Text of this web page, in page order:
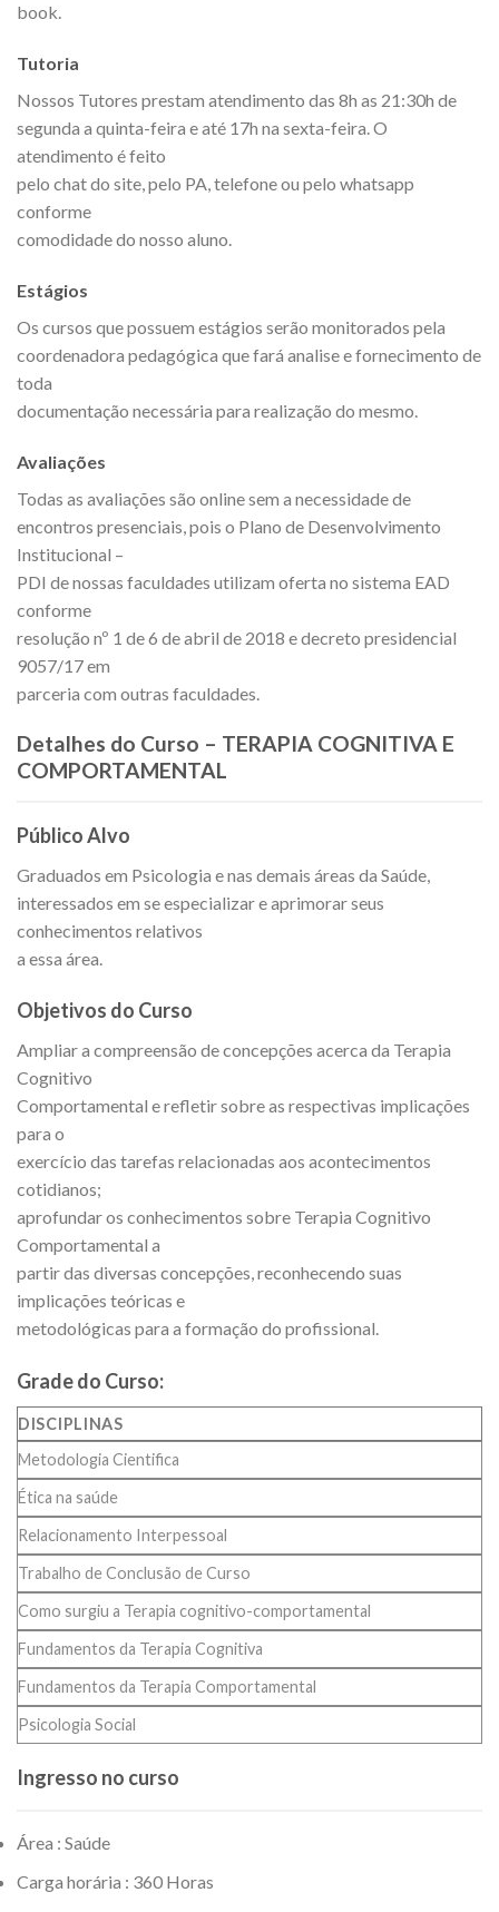
book.
Tutoria
Nossos Tutores prestam atendimento das 8h as 21:30h de
segunda a quinta-feira e até 17h na sexta-feira. O
atendimento é feito
pelo chat do site, pelo PA, telefone ou pelo whatsapp
conforme
comodidade do nosso aluno.
Estágios
Os cursos que possuem estágios serão monitorados pela
coordenadora pedagógica que fará analise e fornecimento de
toda
documentação necessária para realização do mesmo.
Avaliações
Todas as avaliações são online sem a necessidade de
encontros presenciais, pois o Plano de Desenvolvimento
Institucional –
PDI de nossas faculdades utilizam oferta no sistema EAD
conforme
resolução nº 1 de 6 de abril de 2018 e decreto presidencial
9057/17 em
parceria com outras faculdades.
Detalhes do Curso – TERAPIA COGNITIVA E
COMPORTAMENTAL
Público Alvo
Graduados em Psicologia e nas demais áreas da Saúde,
interessados em se especializar e aprimorar seus
conhecimentos relativos
a essa área.
Objetivos do Curso
Ampliar a compreensão de concepções acerca da Terapia
Cognitivo
Comportamental e refletir sobre as respectivas implicações
para o
exercício das tarefas relacionadas aos acontecimentos
cotidianos;
aprofundar os conhecimentos sobre Terapia Cognitivo
Comportamental a
partir das diversas concepções, reconhecendo suas
implicações teóricas e
metodológicas para a formação do profissional.
Grade do Curso:
DISCIPLINAS
Metodologia Cientifica
Ética na saúde
Relacionamento Interpessoal
Trabalho de Conclusão de Curso
Como surgiu a Terapia cognitivo-comportamental
Fundamentos da Terapia Cognitiva
Fundamentos da Terapia Comportamental
Psicologia Social
Ingresso no curso
Área : Saúde
Carga horária : 360 Horas